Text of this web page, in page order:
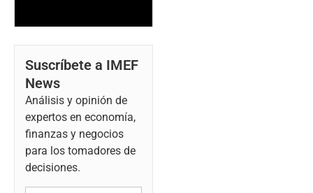
Suscríbete a IMEF
News
Análisis y opinión de
expertos en economía,
finanzas y negocios
para los tomadores de
decisiones.